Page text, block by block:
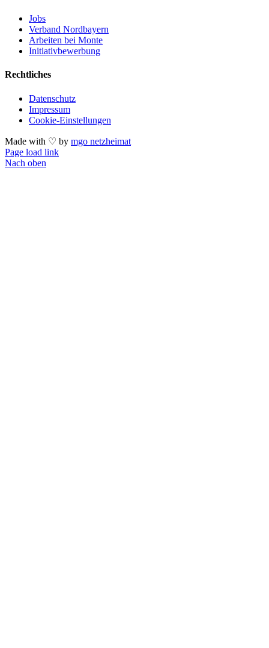
Jobs
Verband Nordbayern
Arbeiten bei Monte
Initiativbewerbung
Rechtliches
Datenschutz
Impressum
Cookie-Einstellungen
Made with ♡ by mgo netzheimat
Page load link
Nach oben